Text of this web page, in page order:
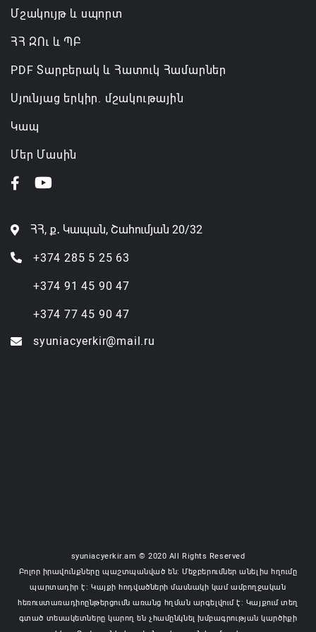
Մշակույթ և սպորտ
ՀՀ ԶՈւ և ՊԲ
PDF Տարբերակ և Հատուկ Համարներ
Սյունյաց երկիր. մշակութային
Կապ
Մեր Մասին
ՀՀ, ք․ Կապան, Շահումյան 20/32
+374 285 5 25 63
+374 91 45 90 47
+374 77 45 90 47
syuniacyerkir@mail.ru
syuniacyerkir.am © 2020 All Rights Reserved
Բոլոր իրավունքները պաշտպանված են: Մեջբերումներ անելիս հղումը
պարտադիր է: Կայքի հոդվածների մասնակի կամ ամբողջական
հեռուստառադիոընթերցումն առանց հղման արգելվում է: Կայքում տեղ
գտած տեսակետները կարող են չհամընկնել խմբագրության կարծիքի